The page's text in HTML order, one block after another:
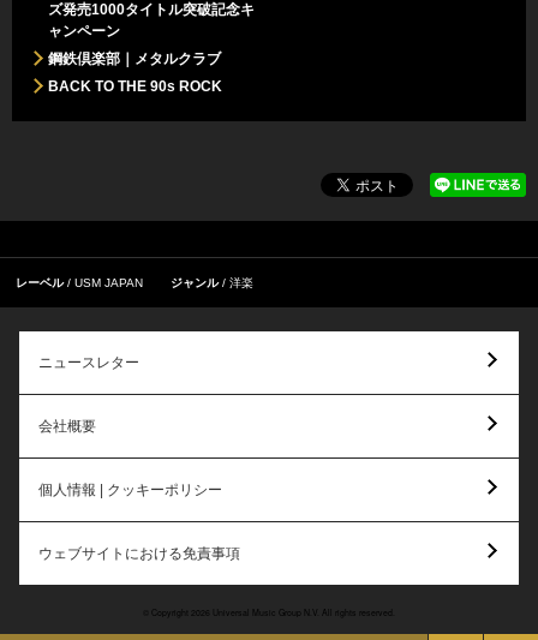
ズ発売1000タイトル突破記念キ
ャンペーン
鋼鉄倶楽部｜メタルクラブ
BACK TO THE 90s ROCK
レーベル USM JAPAN ジャンル 洋楽
ニュースレター
会社概要
個人情報 | クッキーポリシー
ウェブサイトにおける免責事項
© Copyright 2026 Universal Music Group N.V. All rights reserved.